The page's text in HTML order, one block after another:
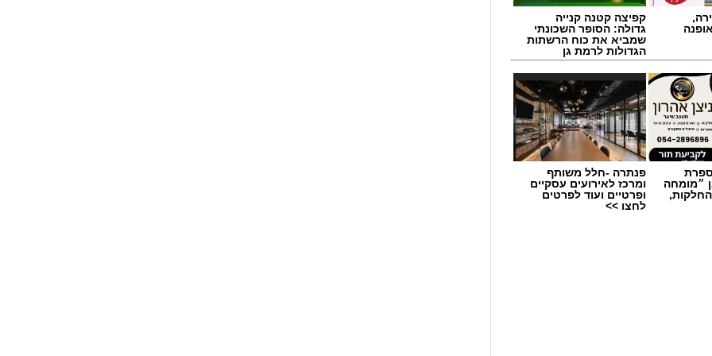
להגיע באופן מיידי לתחנות
במנות דם. במד”א מזהירים כי
קפיצה קטנה קנייה
גדולה: הסופר השכונתי
שמביא את כוח הרשתות
הגדולות לרמת גן
״מומחה
פנתרה -חלל משותף
ומרכז לאירועים עסקיים
ופרטיים ועוד לפרטים
לחצו >>